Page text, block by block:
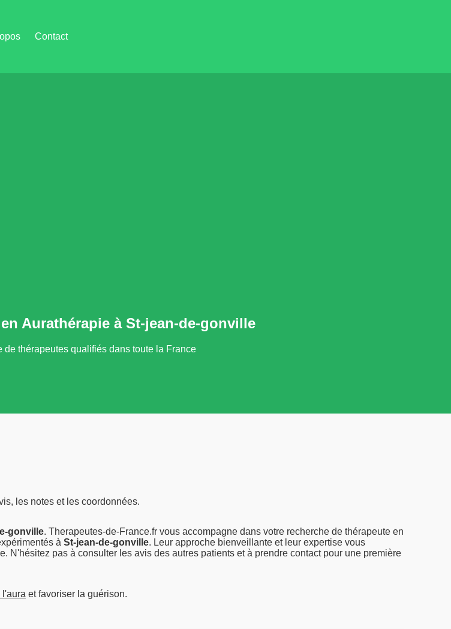
Contact
Aurathérapie à St-jean-de-gonville
de thérapeutes qualifiés dans toute la France
les notes et les coordonnées.
gonville. Therapeutes-de-France.fr vous accompagne dans votre recherche de thérapeute en
à St-jean-de-gonville. Leur approche bienveillante et leur expertise vous
N'hésitez pas à consulter les avis des autres patients et à prendre contact pour une première
l'aura et favoriser la guérison.